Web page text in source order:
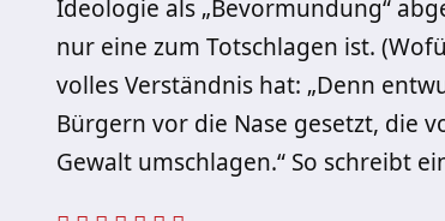
Ideologie als „Bevormundung“
nur eine zum Totschlagen ist.
volles Verständnis hat: „Denn
Bürgern vor die Nase gesetzt, die
Gewalt umschlagen.“ So schreibt